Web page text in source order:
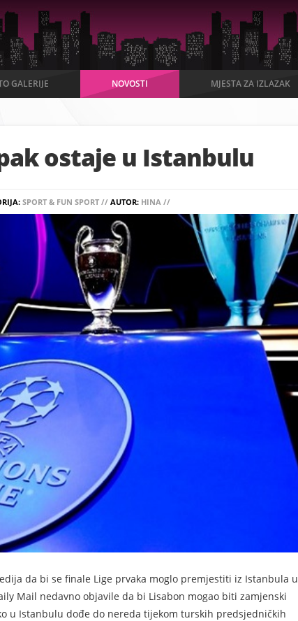
GALERIJE NOVOSTI MJESTA ZA IZLAZAK
ostaje u Istanbulu
SPORT & FUN SPORT // AUTOR: HINA //
da bi se finale Lige prvaka moglo premjestiti iz Istanbula u
Mail nedavno objavile da bi Lisabon mogao biti zamjenski
u Istanbulu dođe do nereda tijekom turskih predsjedničkih